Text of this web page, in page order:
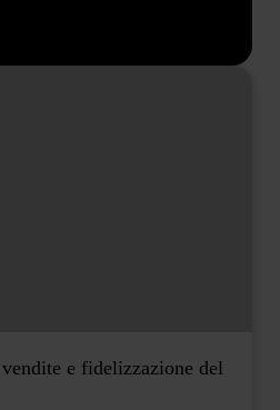
e fidelizzazione del